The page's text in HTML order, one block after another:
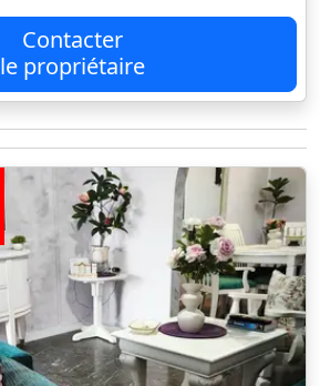
Contacter
le propriétaire